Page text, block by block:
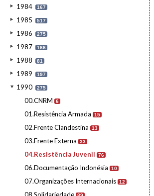
1984 167
1985 517
1986 275
1987 166
1988 81
1989 197
1990 275
00.CNRM 6
01.Resistência Armada 15
02.Frente Clandestina 13
03.Frente Externa 33
04.Resistência Juvenil 76
06.Documentação Indonésia 10
07.Organizações Internacionais 12